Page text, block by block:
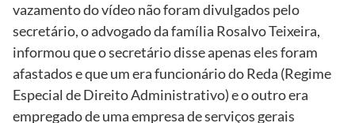
vazamento do vídeo não foram divulgados pelo
secretário, o advogado da família Rosalvo Teixeira,
informou que o secretário disse apenas eles foram
afastados e que um era funcionário do Reda (Regime
Especial de Direito Administrativo) e o outro era
empregado de uma empresa de serviços gerais